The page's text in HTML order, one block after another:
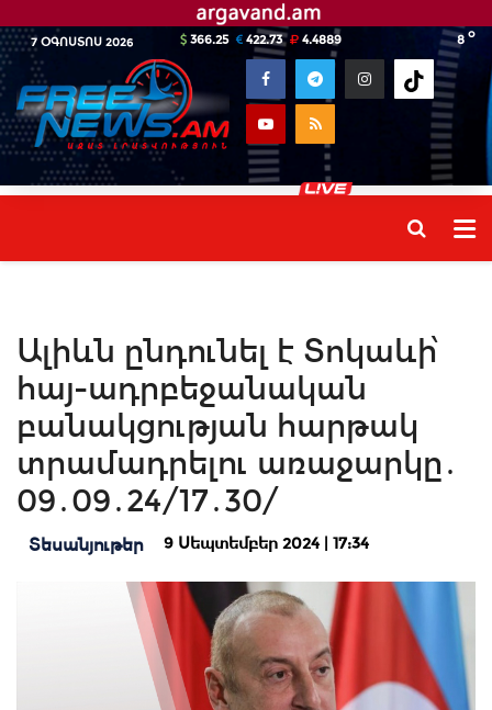
7 ՕԳՈՍՏՈՍ 2026 8 o
366.25 422.73 4.4889
Ալիևն ընդունել է Տոկաևի՝
հայ-ադրբեջանական
բանակցության հարթակ
տրամադրելու առաջարկը․
09․09․24/17․30/
Տեսանյութեր 9 Սեպտեմբեր 2024 | 17:34